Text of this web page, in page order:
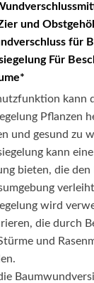
und
für
Für
kann
Pflanzen
und gesund zu
kann
bieten, die den
wird
die durch
und